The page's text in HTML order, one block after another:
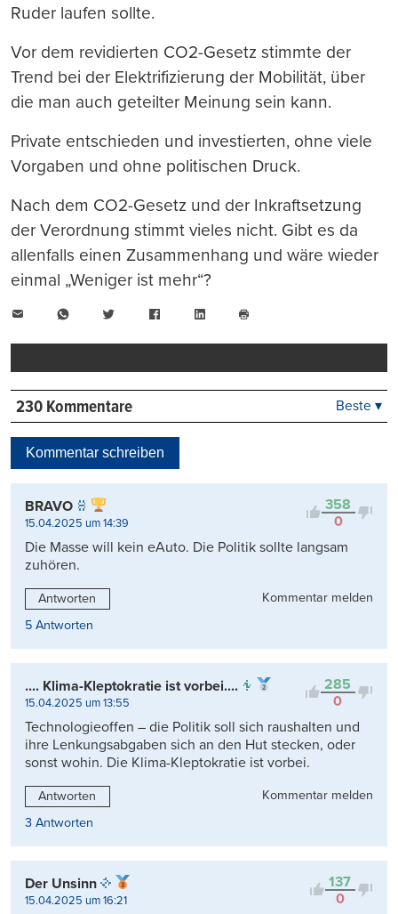
Ruder laufen sollte.
Vor dem revidierten CO2-Gesetz stimmte der
Trend bei der Elektrifizierung der Mobilität, über
die man auch geteilter Meinung sein kann.
Private entschieden und investierten, ohne viele
Vorgaben und ohne politischen Druck.
Nach dem CO2-Gesetz und der Inkraftsetzung
der Verordnung stimmt vieles nicht. Gibt es da
allenfalls einen Zusammenhang und wäre wieder
einmal „Weniger ist mehr“?
WhatsAppTwitter FacebookLinkedIn
drucken
230 Kommentare
Kontrovers
Beste ▾
Kommentar schreiben
358
0
BRAVO
15.04.2025 um 14:39
Die Masse will kein eAuto. Die Politik sollte langsam
zuhören.
Antworten
Kommentar melden
5 Antworten
285
0
.... Klima-Kleptokratie ist vorbei....
15.04.2025 um 13:55
Technologieoffen – die Politik soll sich raushalten und
ihre Lenkungsabgaben sich an den Hut stecken, oder
sonst wohin. Die Klima-Kleptokratie ist vorbei.
Antworten
Kommentar melden
3 Antworten
137
0
Der Unsinn
15.04.2025 um 16:21